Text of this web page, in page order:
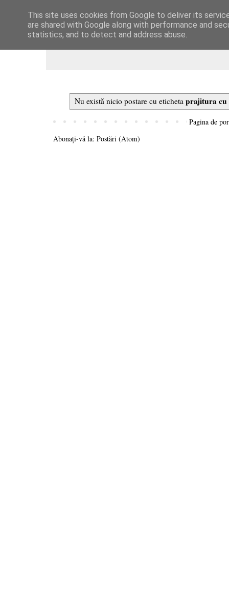
Dulcegarii culinare
Nu există nicio postare cu etichetaprajitura cu
Pagina de
Abonați-vă la: Postări (Atom)
This site uses cookies from Google to deliver its
are shared with Google along with performance and
statistics, and to detect and address abuse.